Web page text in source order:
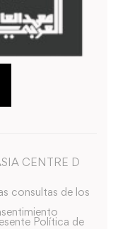
CENTRE D
consultas de los
Política de